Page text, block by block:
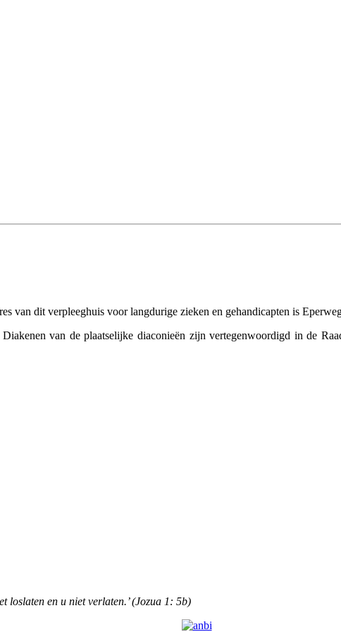
van dit verpleeghuis voor langdurige zieken en gehandicapten is
van de plaatselijke diaconieën zijn vertegenwoordigd in de
loslaten en u niet verlaten.’ (Jozua 1: 5b)